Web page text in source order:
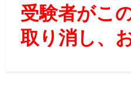
受験者がこ
取り消し、